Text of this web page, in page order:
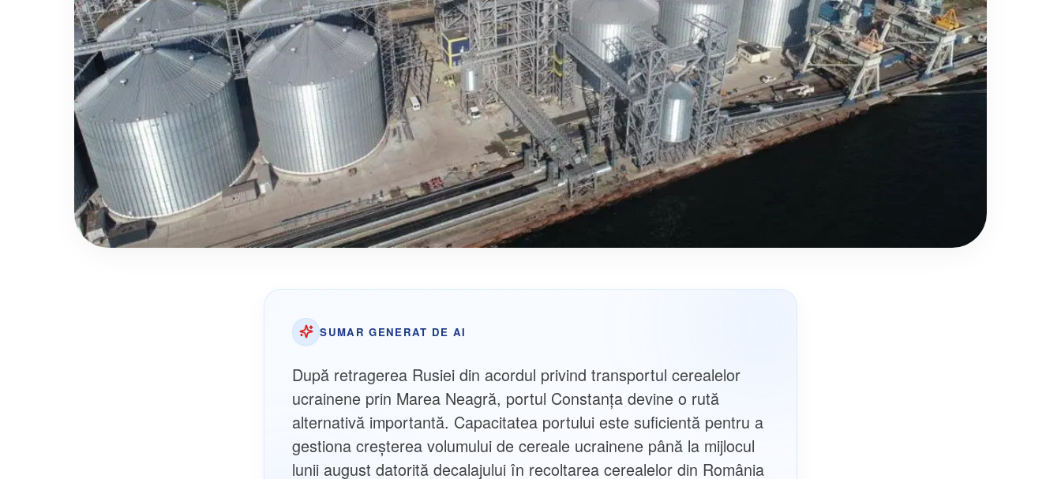
SUMAR GENERAT DE AI
După retragerea Rusiei din acordul privind transportul cerealelor
ucrainene prin Marea Neagră, portul Constanţa devine o rută
alternativă importantă. Capacitatea portului este suficientă pentru a
gestiona creșterea volumului de cereale ucrainene până la mijlocul
lunii august datorită decalajului în recoltarea cerealelor din România